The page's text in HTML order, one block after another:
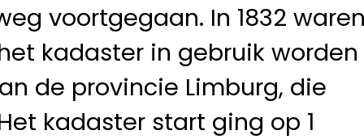
voortgegaan. In 1832
kadaster in gebruik worden
de provincie Limburg, die
kadaster start ging op 1